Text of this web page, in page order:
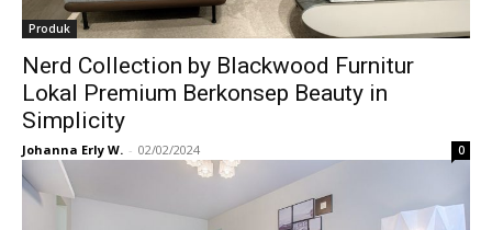
Produk
Nerd Collection by Blackwood Furnitur
Lokal Premium Berkonsep Beauty in
Simplicity
Johanna Erly W. - 02/02/2024 0